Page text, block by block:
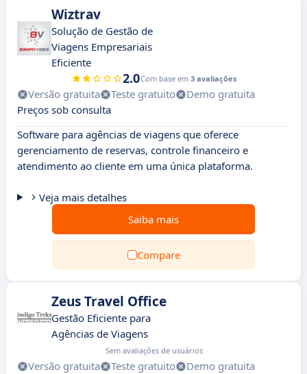
Wiztrav
Solução de Gestão de
Viagens Empresariais
Eficiente
2.0Com base em 3 avaliações
Versão gratuita Teste gratuito
Demo gratuita
Preços sob consulta
Software para agências de viagens que oferece
gerenciamento de reservas, controle financeiro e
atendimento ao cliente em uma única plataforma.
Veja mais detalhes
Saiba mais
Compare
Zeus Travel Office
Gestão Eficiente para
Agências de Viagens
Sem avaliações de usuários
Versão gratuita Teste gratuito
Demo gratuita